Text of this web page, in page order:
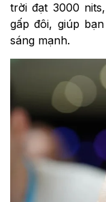
trời đạt 3000
gấp đôi, giúp
sáng mạnh.